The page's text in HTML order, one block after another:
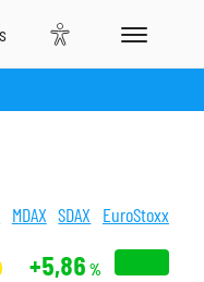
MDAX SDAX EuroStoxx
+5,86 %